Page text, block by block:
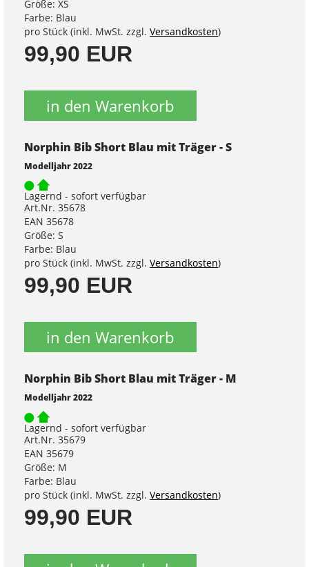
Größe: XS
Farbe: Blau
pro Stück (inkl. MwSt. zzgl. Versandkosten)
99,90 EUR
in den Warenkorb
Norphin Bib Short Blau mit Träger - S
Modelljahr 2022
Lagernd - sofort verfügbar
Art.Nr. 35678
EAN 35678
Größe: S
Farbe: Blau
pro Stück (inkl. MwSt. zzgl. Versandkosten)
99,90 EUR
in den Warenkorb
Norphin Bib Short Blau mit Träger - M
Modelljahr 2022
Lagernd - sofort verfügbar
Art.Nr. 35679
EAN 35679
Größe: M
Farbe: Blau
pro Stück (inkl. MwSt. zzgl. Versandkosten)
99,90 EUR